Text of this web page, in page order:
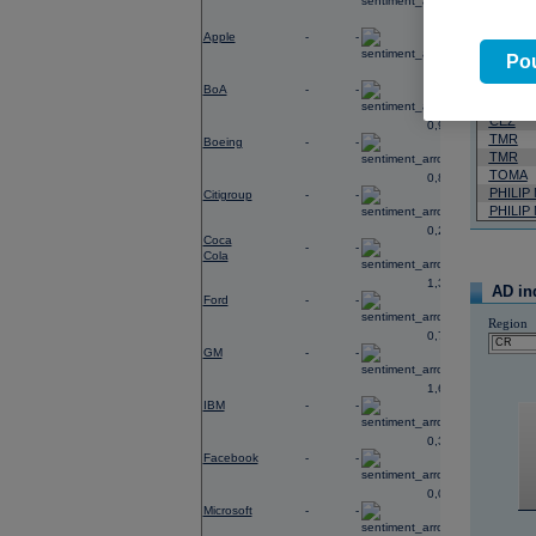
Apple - -
BoA - -
Boeing - -
0,96
Citigroup - -
0,88
Coca
Cola
- -
0,23
Ford - -
1,38
GM - -
0,74
IBM - -
1,65
Facebook - -
0,37
Microsoft - -
0,03
Název
ČEZ
TMR
TMR
TOMA
PHILIP
PHILIP
AD
Region